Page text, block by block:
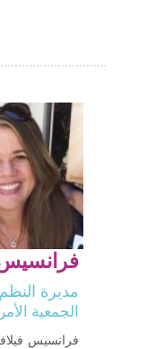
فرانسيس
مديرة
الجمعية
فرانسيس